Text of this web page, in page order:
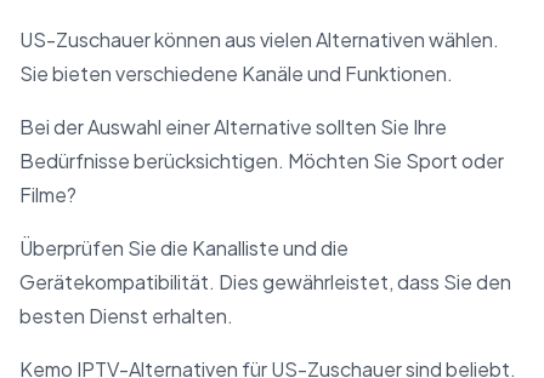
US-Zuschauer können aus vielen Alternativen wählen.
Sie bieten verschiedene Kanäle und Funktionen.
Bei der Auswahl einer Alternative sollten Sie Ihre
Bedürfnisse berücksichtigen. Möchten Sie Sport oder
Filme?
Überprüfen Sie die Kanalliste und die
Gerätekompatibilität. Dies gewährleistet, dass Sie den
besten Dienst erhalten.
Kemo IPTV-Alternativen für US-Zuschauer sind beliebt.